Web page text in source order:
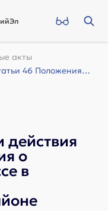
акты
О приостановлении действия статьи 46 Положения о бюджетном процессе в Горномарий...
действия
о
в